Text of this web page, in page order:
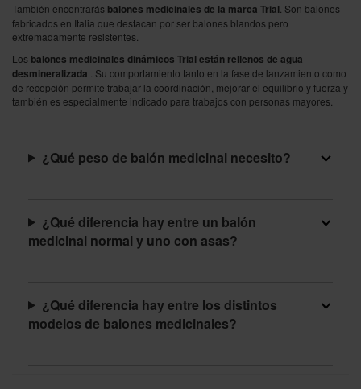
También encontrarás balones medicinales de la marca Trial . Son balones
fabricados en Italia que destacan por ser balones blandos pero
extremadamente resistentes.
Los balones medicinales dinámicos Trial están rellenos de agua
desmineralizada
. Su comportamiento tanto en la fase de lanzamiento como
de recepción permite trabajar la coordinación, mejorar el equilibrio y fuerza y
también es especialmente indicado para trabajos con personas mayores.
¿Qué peso de balón medicinal necesito?
¿Qué diferencia hay entre un balón
medicinal normal y uno con asas?
¿Qué diferencia hay entre los distintos
modelos de balones medicinales?